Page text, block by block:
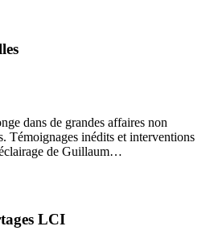
dans de grandes affaires non
Témoignages inédits et interventions
de Guillaum…
LCI